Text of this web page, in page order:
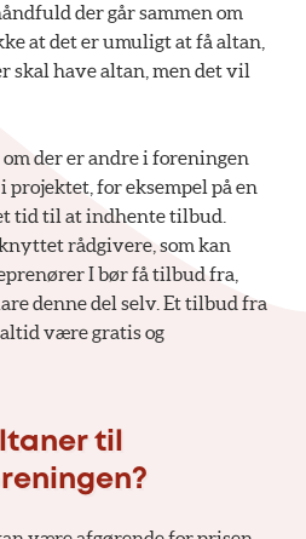
der går sammen om
at det er umuligt at få altan,
skal have altan, men det vil
der er andre i foreningen
for eksempel på en
tid til at indhente tilbud.
rådgivere, som kan
I bør få tilbud fra,
denne del selv. Et tilbud fra
være gratis og
til